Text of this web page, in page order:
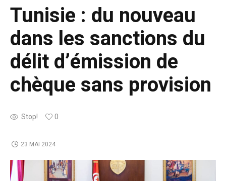
Tunisie : du nouveau
dans les sanctions du
délit d’émission de
chèque sans provision
Stop! 0
23 MAI 2024